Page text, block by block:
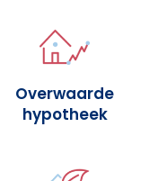
Overwaarde
hypotheek